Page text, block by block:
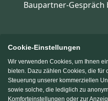
Baupartner-Gespräch
Immowelt.de
Massivhaus.de
Cookie-Einstellungen
Wir verwenden Cookies, um Ihnen
bieten. Dazu zählen Cookies, die für
Steuerung unserer kommerziellen
sowie solche, die lediglich zu
Komforteinstellungen oder zur